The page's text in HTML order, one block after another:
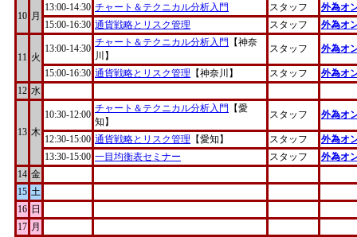
10 月
13:00-14:30 チャート＆テクニカル分析入門 スタッフ
外為オ
15:00-16:30 通貨戦略とリスク管理 スタッフ 外為オ
11 火
13:00-14:30
チャート＆テクニカル分析入門 【神奈
川】
スタッフ 外為オ
15:00-16:30 通貨戦略とリスク管理 【神奈川】 スタッフ
外為オ
12 水
13 木
10:30-12:00
チャート＆テクニカル分析入門 【愛
知】
スタッフ 外為オ
12:30-15:00 通貨戦略とリスク管理 【愛知】 スタッフ
外為オ
13:30-15:00 一目均衡表セミナー スタッフ
外為オ
14 金
15 土
16 日
17 月